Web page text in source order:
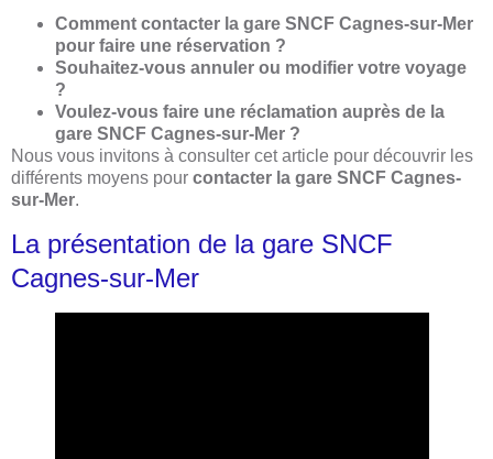
Comment contacter la gare SNCF Cagnes-sur-Mer
pour faire une réservation ?
Souhaitez-vous annuler ou modifier votre voyage
?
Voulez-vous faire une réclamation auprès de la
gare SNCF Cagnes-sur-Mer ?
Nous vous invitons à consulter cet article pour découvrir les
différents moyens pour contacter la gare SNCF Cagnes-
sur-Mer.
La présentation de la gare SNCF
Cagnes-sur-Mer